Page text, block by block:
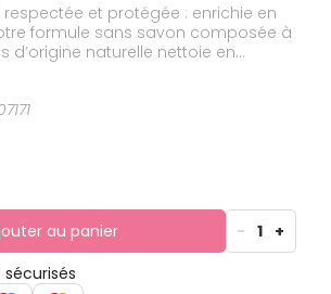
respectée et protégée : enrichie en
formule sans savon composée à
d’origine naturelle nettoie en
protéger l’équilibre intime. Un
ÊTRE grâce au surgras végétal pro-
extraits de calendula apaisant
au panier - 1 +
sécurisés